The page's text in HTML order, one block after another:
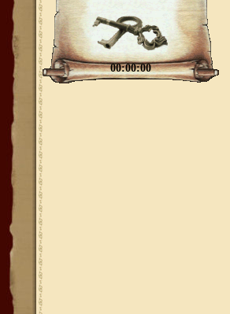
00:00:00